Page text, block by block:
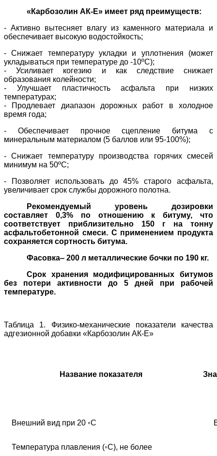
«Карбозолин АК-Е» имеет ряд преимуществ:
- Активно вытесняет влагу из каменного материала и
обеспечивает высокую водостойкость;
- Снижает температуру укладки и уплотнения (может
укладываться при температуре до -10ºС);
- Усиливает когезию и как следствие снижает
образования колейности;
- Улучшает пластичность асфальта при низких
температурах;
- Продлевает диапазон дорожных работ в холодное
время года;
- Обеспечивает прочное сцепление битума с
минеральным материалом (5 баллов или 95-100%);
- Снижает температуру производства горячих смесей
минимум на 50ºС;
- Позволяет использовать до 45% старого асфальта,
увеличивает срок службы дорожного полотна.
Рекомендуемый уровень дозировки
составляет 0,3% по отношению к битуму, что
соответствует приблизительно 150 г на тонну
асфальтобетонной смеси. С применением продукта
сохраняется сортность битума.
Фасовка‒ 200 л металлические бочки по 190 кг.
Срок хранения модифицированных битумов
без потери активности до 5 дней при рабочей
температуре.
Таблица 1. Физико-механические показатели качества
адгезионной добавки «Карбозолин АК-Е»
Название показателя
Внешний вид при 20 ◦С
Температура плавления (◦С), не более